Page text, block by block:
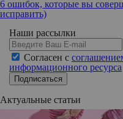
6 ошибок, которые вы
исправить)
Наши рассылки
Согласен с
информационного ресурса
Подписаться
Актуальные статьи